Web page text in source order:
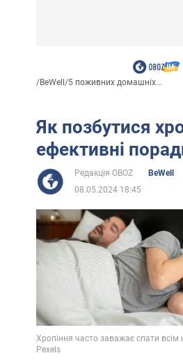
/BeWell /5 поживних домашніх...
Як позбутися
ефективні
Редакція OBOZ
BeWell
08.05.2024 18:45
Хропіння часто заважає спати
Pexels